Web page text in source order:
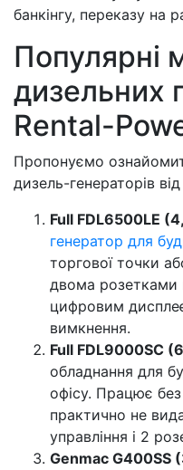
банкінгу, переказу на
Популярні
дизельних
Rental-
Пропонуємо
дизель-генераторів
Full FDL6500LE
генератор для
торгової точки
двома розетками
цифровим
вимкнення.
Full FDL9000SC
обладнання для
офісу. Працює
практично не
управління і 2
Genmac G400SS